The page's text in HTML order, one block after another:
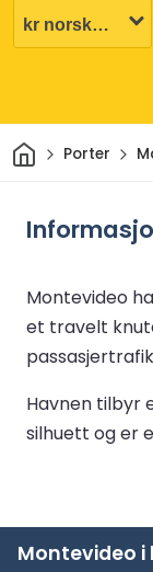
HjemPorter
Montevideo
et travelt
Havnen tilbyr
silhuett og er
Montevideo i